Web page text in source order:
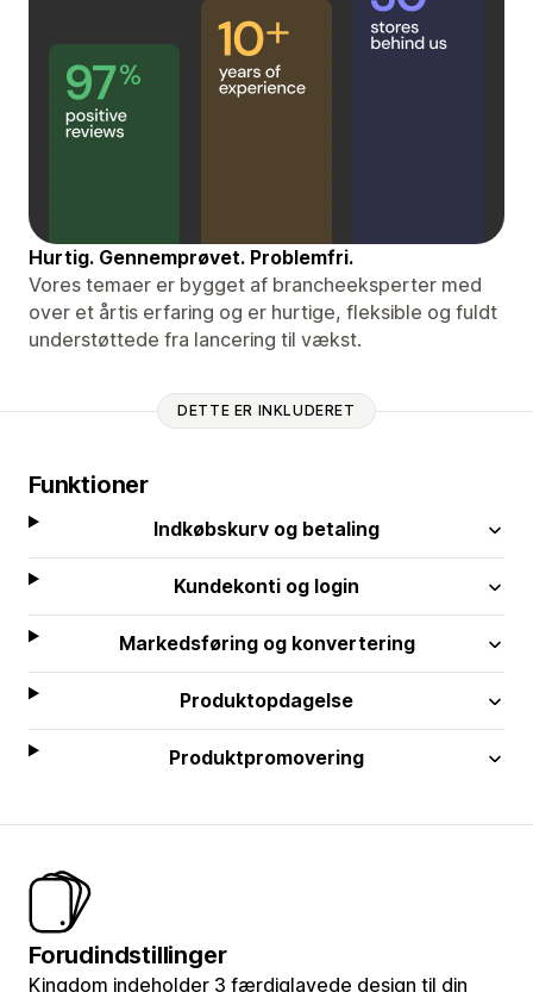
Hurtig. Gennemprøvet. Problemfri.
Vores temaer er bygget af brancheeksperter med
over et årtis erfaring og er hurtige, fleksible og fuldt
understøttede fra lancering til vækst.
DETTE ER INKLUDERET
Funktioner
Indkøbskurv og betaling
Kundekonti og login
Markedsføring og konvertering
Produktopdagelse
Produktpromovering
Forudindstillinger
Kingdom indeholder 3 færdiglavede design til din